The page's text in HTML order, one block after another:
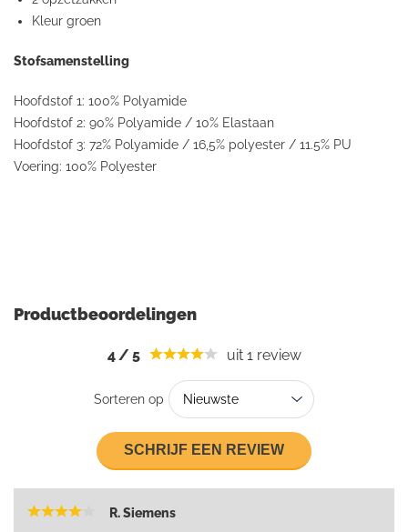
Kleur groen
Stofsamenstelling
Hoofdstof 1: 100% Polyamide
Hoofdstof 2: 90% Polyamide / 10% Elastaan
Hoofdstof 3: 72% Polyamide / 16,5% polyester / 11.5% PU
Voering: 100% Polyester
Productbeoordelingen
4/ 5 uit 1 review
Sorteren op
SCHRIJF EEN REVIEW
R. Siemens